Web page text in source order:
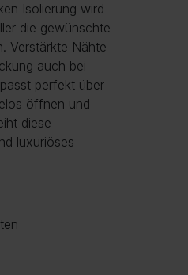
Isolierung wird
die gewünschte
Verstärkte Nähte
auch bei
perfekt über
öffnen und
diese
luxuriöses